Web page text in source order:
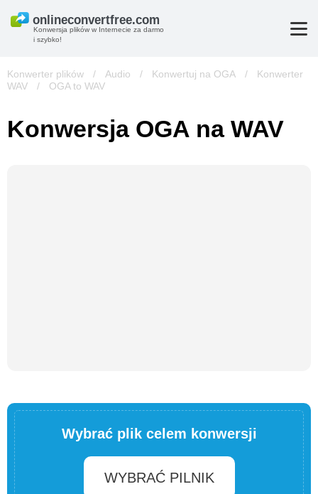
Konwersja plików w Internecie za darmo
i szybko!
Konwerter plików / Audio / Konwertuj na OGA /
Konwerter
WAV
/ OGA to WAV
Konwersja OGA na WAV
Wybrać plik celem konwersji
WYBRAĆ PILNIK